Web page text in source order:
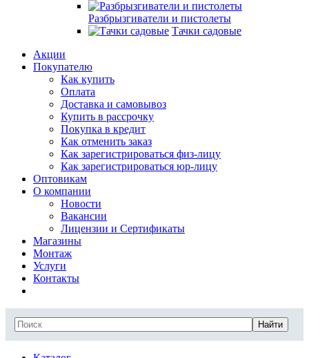
Разбрызгиватели и пистолеты
Тачки садовые
Акции
Покупателю
Как купить
Оплата
Доставка и самовывоз
Купить в рассрочку
Покупка в кредит
Как отменить заказ
Как зарегистрироваться физ-лицу
Как зарегистрироваться юр-лицу
Оптовикам
О компании
Новости
Вакансии
Лицензии и Сертификаты
Магазины
Монтаж
Услуги
Контакты
Найти